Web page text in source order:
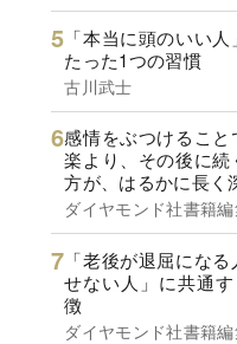
「本当に頭のいい
たった1つの習慣
古川武士
感情をぶつけるこ
楽より、その後に
方が、はるかに長く
ダイヤモンド社書籍
「老後が退屈にな
せない人」に共通
徴
ダイヤモンド社書籍